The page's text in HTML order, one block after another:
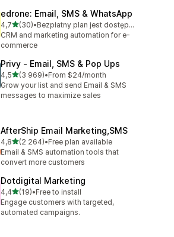
edrone: Email, SMS & WhatsApp
4,7na 5 gwiazdek
(30)
Łączna liczba recenzji: 30
•
Bezpłatny plan jest dostępny
CRM and marketing automation for e-
commerce
Privy ‑ Email, SMS & Pop Ups
4,5na 5 gwiazdek
(3 969)
Łączna liczba recenzji: 3969
•From $24/month
Grow your list and send Email & SMS
messages to maximize sales
AfterShip Email Marketing,SMS
4,8na 5 gwiazdek
(2 264)
Łączna liczba recenzji: 2264
•Free plan available
Email & SMS automation tools that
convert more customers
Dotdigital Marketing
4,4na 5 gwiazdek
(19)
Łączna liczba recenzji: 19
•Free to install
Engage customers with targeted,
automated campaigns.